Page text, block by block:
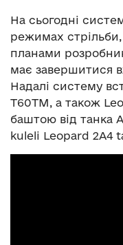
На сьогодні
режимах
планами
має завершитися
Надалі систему
Т60ТМ, а також
баштою від танка
kuleli Leopard 2A4